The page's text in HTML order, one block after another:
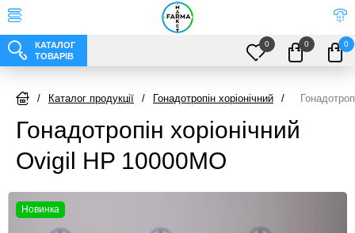
КАТАЛОГ
ТОВАРІВ
0 0 0
/ Каталог продукції / Гонадотропін хоріонічний /
Гонадотропін хоріонічний
Ovigil HP 10000МО
Новинка